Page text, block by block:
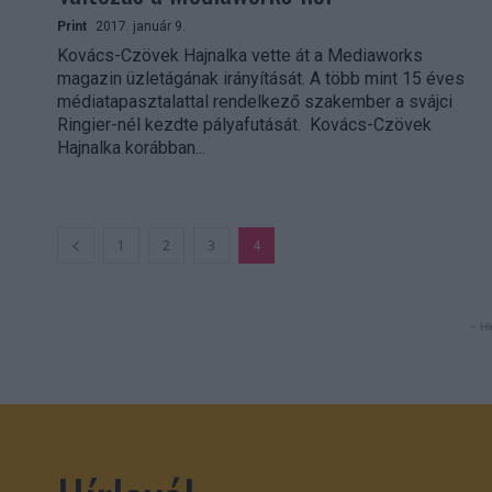
Print 2017. január 9.
Kovács-Czövek Hajnalka vette át a Mediaworks
magazin üzletágának irányítását. A több mint 15 éves
médiatapasztalattal rendelkező szakember a svájci
Ringier-nél kezdte pályafutását. Kovács-Czövek
Hajnalka korábban...
1 2 3 4
-